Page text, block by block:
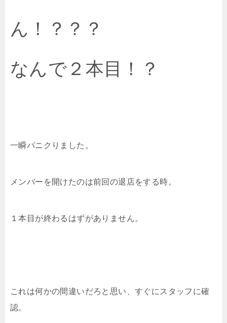
ん！？？？
なんで２本目！？
一瞬パニクりました。
メンバーを開けたのは前回の退店をする時。
１本目が終わるはずがありません。
これは何かの間違いだろと思い、すぐにスタッフに確
認。